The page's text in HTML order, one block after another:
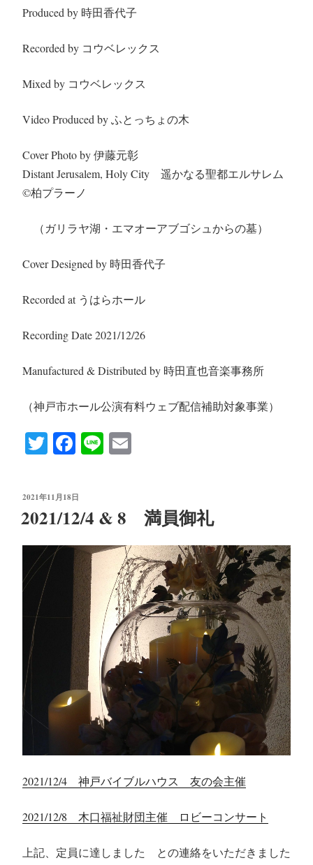
Produced by 時田香代子
Recorded by コウベレックス
Mixed by コウベレックス
Video Produced by ふとっちょの木
Cover Photo by 伊藤元彰
Distant Jerusalem, Holy City 遥かなる聖都エルサレム
©︎柏プラーノ
（ガリラヤ湖・エマオーアブゴシュからの墓）
Cover Designed by 時田香代子
Recorded at うはらホール
Recording Date 2021/12/26
Manufactured & Distributed by 時田直也音楽事務所
（神戸市ホール公演有料ウェブ配信補助対象事業）
T
tte
r
Fa
bo
ok
Li
投
日:
2021年11月18日
2021/12/4 & 8 満員御礼
2021/12/4 神戸バイブルハウス 友の会主催
2021/12/8 木口福祉財団主催 ロビーコンサート
上記、定員に達しました との連絡をいただきました